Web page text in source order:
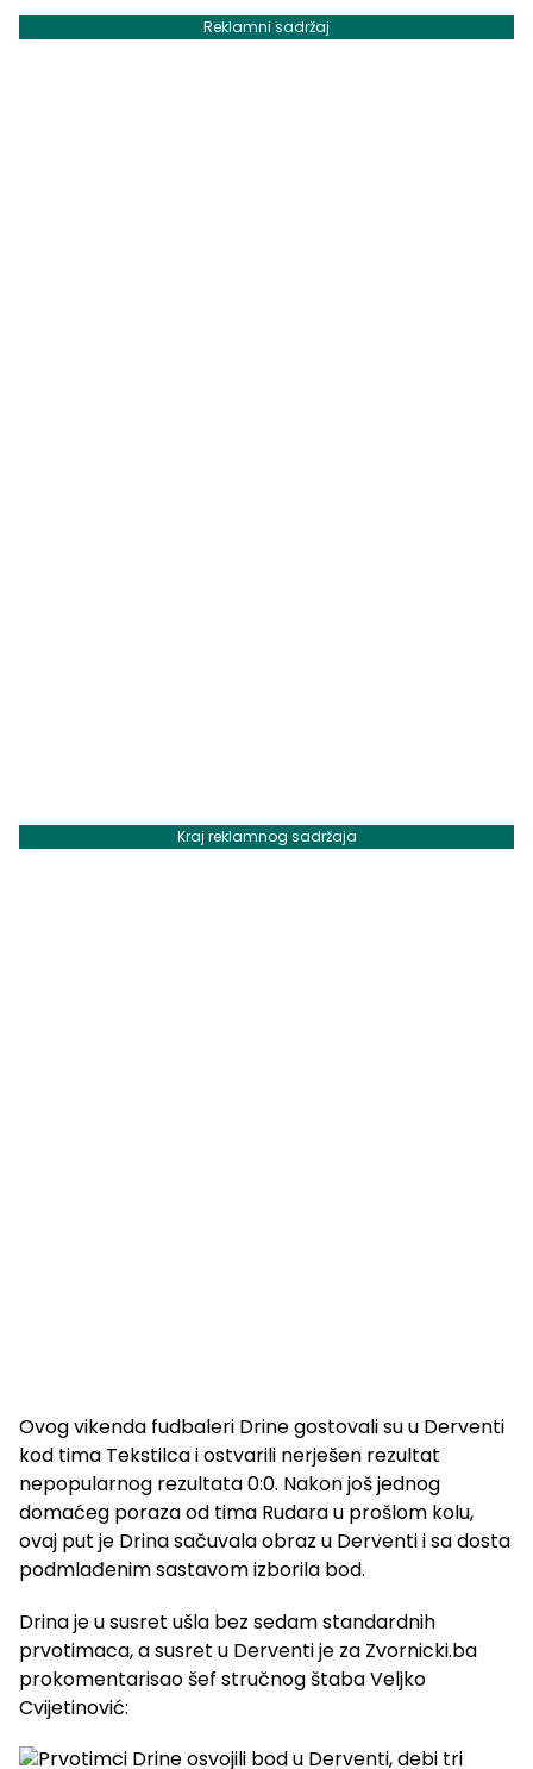
Reklamni sadržaj
Kraj reklamnog sadržaja
Ovog vikenda fudbaleri Drine gostovali su u Derventi
kod tima Tekstilca i ostvarili nerješen rezultat
nepopularnog rezultata 0:0. Nakon još jednog
domaćeg poraza od tima Rudara u prošlom kolu,
ovaj put je Drina sačuvala obraz u Derventi i sa dosta
podmlađenim sastavom izborila bod.
Drina je u susret ušla bez sedam standardnih
prvotimaca, a susret u Derventi je za Zvornicki.ba
prokomentarisao šef stručnog štaba Veljko
Cvijetinović: